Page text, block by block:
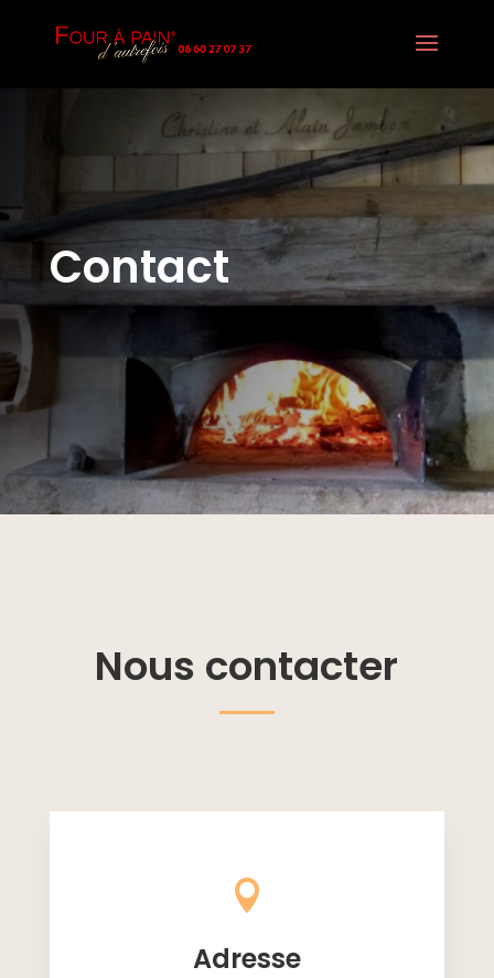
Contact
Nous contacter

Adresse